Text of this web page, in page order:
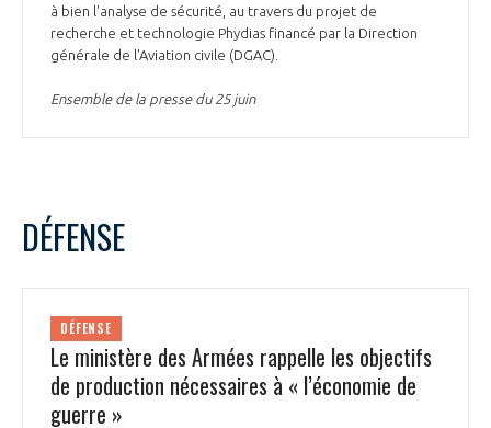
MÉDIATION ET CHARTE D’ENGAGEMENT SUR LES RELATIONS ENTRE
CLIENTS ET FOURNISSEURS
LA MÉDIATION AU-DELÀ DE LA FILIÈRE AÉRONAUTIQUE ET SPATIALE
CHIFFRES CLÉS
LES ENJEUX
EMPLOI & FORMATION
ENVIRONNEMENT
INNOVATION
RAPPORTS D'ACTIVITÉS
à bien l'analyse de sécurité, au travers du projet de
recherche et technologie Phydias financé par la Direction
générale de l'Aviation civile (DGAC).
Ensemble de la presse du 25 juin
DÉFENSE
DÉFENSE
Le ministère des Armées rappelle les objectifs
de production nécessaires à « l’économie de
guerre »